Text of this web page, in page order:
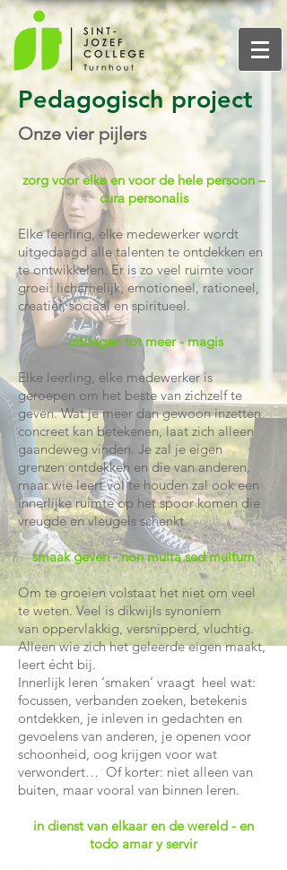
Pedagogisch project
Onze vier pijlers
zorg voor elke en voor de hele persoon –
cura personalis
Elke leerling, elke medewerker wordt
uitgedaagd alle talenten te ontdekken en
te ontwikkelen. Er is zo veel ruimte voor
groei: lichamelijk, emotioneel, rationeel,
creatief, sociaal en spiritueel.
uitdagen tot meer - magis
Elke leerling, elke medewerker is
geroepen om het beste van zichzelf te
geven. Wat je meer dan gewoon inzetten
concreet kan betekenen, laat zich alleen
gaandeweg vinden. Je zal je eigen
grenzen ontdekken en die van anderen,
maar wie leert vol te houden zal ook een
innerlijke ruimte op het spoor komen die
vreugde en vleugels schenkt.
smaak geven - non multa sed multum
Om te groeien volstaat het niet om veel
te weten. Veel is dikwijls synoniem
van oppervlakkig, versnipperd, vluchtig.
Alleen wie zich het geleerde eigen maakt,
leert écht bij.
Innerlijk leren ‘smaken’ vraagt heel wat:
focussen, verbanden zoeken, betekenis
ontdekken, je inleven in gedachten en
gevoelens van anderen, je openen voor
schoonheid, oog krijgen voor wat
verwondert… Of korter: niet alleen van
buiten, maar vooral van binnen leren.
in dienst van elkaar en de wereld - en
todo amar y servir